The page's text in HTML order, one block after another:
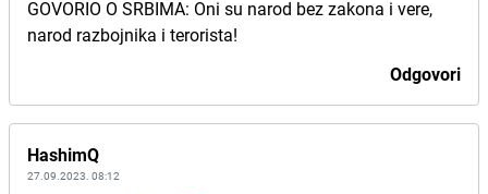
GOVORIO O SRBIMA: Oni su narod bez zakona i vere,
narod razbojnika i terorista!
Odgovori
HashimQ
27.09.2023. 08:12